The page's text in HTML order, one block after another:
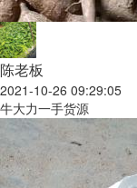
陈老板
2021-10-26 09:29:05
牛大力一手货源